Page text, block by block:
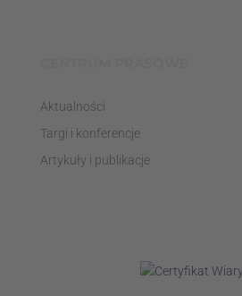
Aktualności
Targi i konferencje
Artykuły i publikacje